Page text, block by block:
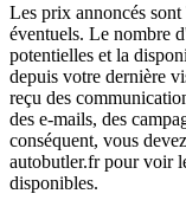
Les prix annoncés
éventuels. Le nombre
potentielles et la
depuis votre dernière
reçu des
des e-mails, des
conséquent, vous
autobutler.fr pour voir
disponibles.